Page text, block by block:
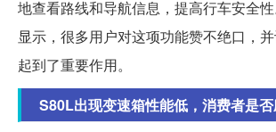
地查看路线和导航信息，提高行车安全
显示，很多用户对这项功能赞不绝口，
起到了重要作用。
S80L出现变速箱性能低，消费者是